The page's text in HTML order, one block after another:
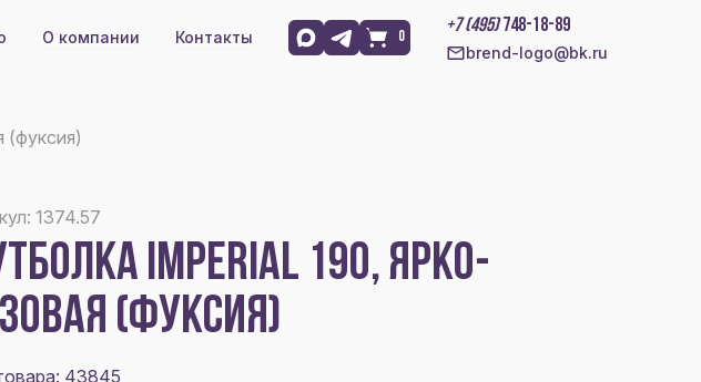
О компании Контакты 0
+7 (495)748-18-89
brend-logo@bk.ru
(фуксия)
1374.57
IMPERIAL 190, ЯРКО-
(ФУКСИЯ)
43845